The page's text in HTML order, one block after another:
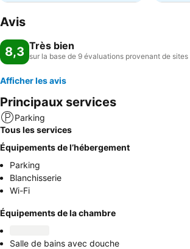
Avis
8,3 Très bien
sur la base de 9 évaluations provenant de sites
Afficher les avis
Principaux services
Parking
Tous les services
Équipements de l’hébergement
Parking
Blanchisserie
Wi-Fi
Équipements de la chambre
Salle de bains avec douche